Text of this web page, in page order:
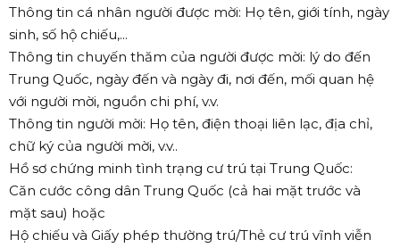
Thông tin cá nhân người được mời: Họ tên, giới tính, ngày
sinh, số hộ chiếu,...
Thông tin chuyến thăm của người được mời: lý do đến
Trung Quốc, ngày đến và ngày đi, nơi đến, mối quan hệ
với người mời, nguồn chi phí, v.v.
Thông tin người mời: Họ tên, điện thoại liên lạc, địa chỉ,
chữ ký của người mời, v.v..
Hồ sơ chứng minh tình trạng cư trú tại Trung Quốc:
Căn cước công dân Trung Quốc (cả hai mặt trước và
mặt sau) hoặc
Hộ chiếu và Giấy phép thường trú/Thẻ cư trú vĩnh viễn